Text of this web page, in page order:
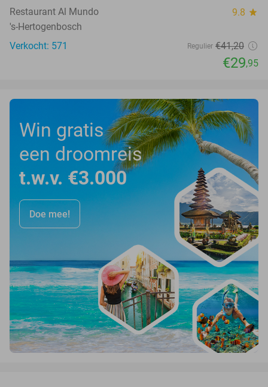
Restaurant Al Mundo 9.8 star
's-Hertogenbosch
Verkocht: 571
Regulier €41,20
€29,95
Win gratis
een droomreis
t.w.v. €3.000
Doe mee!